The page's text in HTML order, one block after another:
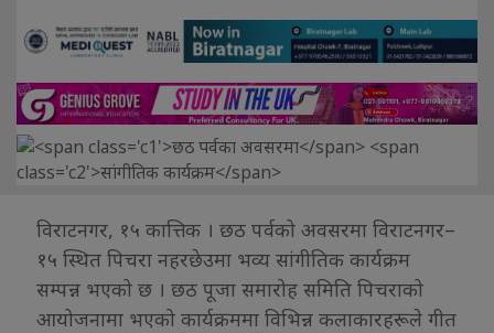
विराटनगर, १५ कात्तिक । छठ पर्वको अवसरमा विराटनगर–
१५ स्थित पिचरा नहरछेउमा भव्य सांगीतिक कार्यक्रम
सम्पन्न भएको छ । छठ पूजा समारोह समिति पिचराको
आयोजनामा भएको कार्यक्रममा विभिन्न कलाकारहरूले गीत